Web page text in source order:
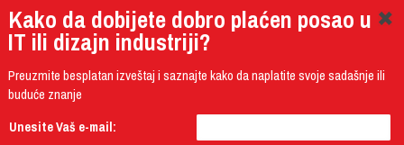
Kako da dobijete dobro plaćen posao u
IT ili dizajn industriji?
Preuzmite besplatan izveštaj i saznajte kako da naplatite svoje sadašnje ili
buduće znanje
Unesite Vaš e-mail: 011 4011 200